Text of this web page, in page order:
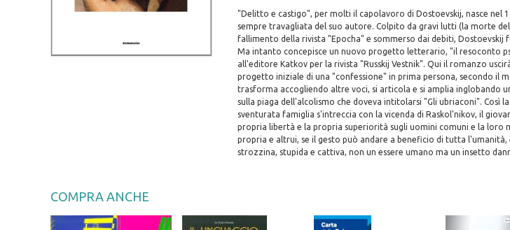
"Delitto e castigo", per molti il capolavoro di Dostoevskij, nasce nel
sempre travagliata del suo autore. Colpito da gravi lutti (la morte
fallimento della rivista "Epocha" e sommerso dai debiti,
Ma intanto concepisce un nuovo progetto letterario, "il resoconto
all'editore Katkov per la rivista "Russkij Vestnik". Qui il romanzo
progetto iniziale di una "confessione" in prima persona, secondo il
trasforma accogliendo altre voci, si articola e si amplia inglobando
sulla piaga dell'alcolismo che doveva intitolarsi "Gli ubriaconi". Così
sventurata famiglia s'intreccia con la vicenda di Raskol'nikov, il
propria libertà e la propria superiorità sugli uomini comuni e la loro
propria e altrui, se il gesto può andare a beneficio di tutta
strozzina, stupida e cattiva, non un essere umano ma un insetto
COMPRA ANCHE